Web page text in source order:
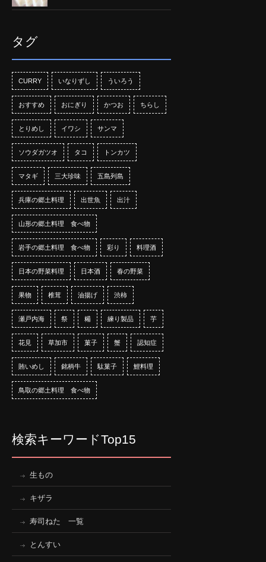
タグ
CURRY いなりずし ういろう
おすすめ おにぎり かつお ちらし
とりめし イワシ サンマ
ソウダガツオ タコ トンカツ
マタギ 三大珍味 五島列島
兵庫の郷土料理 出世魚 出汁
山形の郷土料理 食べ物
岩手の郷土料理 食べ物 彩り 料理酒
日本の野菜料理 日本酒 春の野菜
果物 椎茸 油揚げ 渋柿
瀬戸内海 祭 糒 練り製品 芋
花見 草加市 菓子 蟹 認知症
賄いめし 銘柄牛 駄菓子 鯉料理
鳥取の郷土料理 食べ物
検索キーワードTop15
生もの
キザラ
寿司ねた 一覧
とんすい